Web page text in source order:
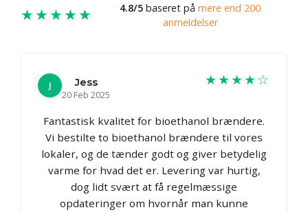
★★★★★ 4.8/5 baseret på mere end 200
anmeldelser
J
Jess
20 Feb 2025
★★★★☆
Fantastisk kvalitet for bioethanol brændere.
Vi bestilte to bioethanol brændere til vores
lokaler, og de tænder godt og giver betydelig
varme for hvad det er. Levering var hurtig,
dog lidt svært at få regelmæssige
opdateringer om hvornår man kunne